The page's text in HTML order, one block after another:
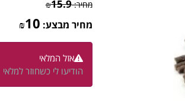
מחיר: ₪15.9
מחיר מבצע: ₪10
אזל המלאי
הודיעו לי כשחוזר למלאי